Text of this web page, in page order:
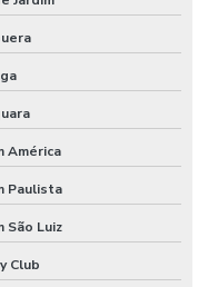
América
Paulista
São Luiz
Club